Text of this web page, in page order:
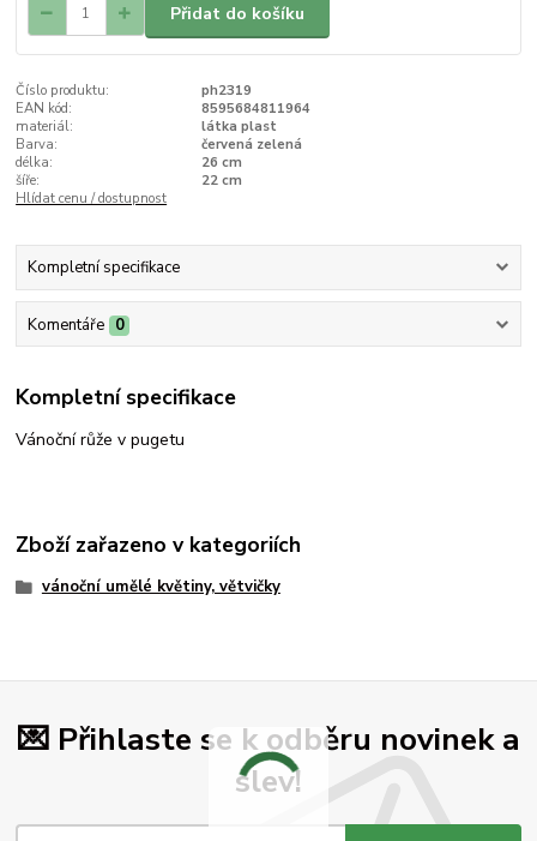
Přidat do košíku
Číslo produktu:
ph2319
EAN kód:
8595684811964
materiál:
látka plast
Barva:
červená zelená
délka:
26 cm
šíře:
22 cm
Hlídat cenu / dostupnost
Kompletní specifikace
Komentáře 0
Kompletní specifikace
Vánoční růže v pugetu
Zboží zařazeno v kategoriích
vánoční umělé květiny, větvičky
💌 Přihlaste se k odběru novinek a
slev!